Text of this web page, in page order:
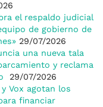
el respaldo judicial
de gobierno de
29/07/2026
una nueva tala
y reclama
29/07/2026
Vox agotan los
financiar